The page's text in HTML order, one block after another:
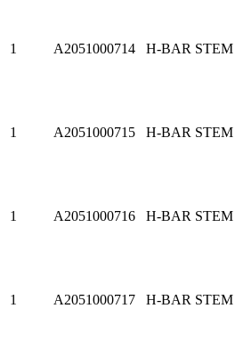
1 A2051000714 H-BAR STEM
1 A2051000715 H-BAR STEM
1 A2051000716 H-BAR STEM
1 A2051000717 H-BAR STEM